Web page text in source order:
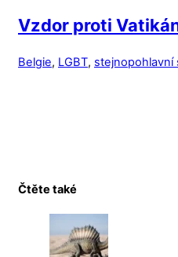
Vzdor proti
Belgie, LGBT, stejnopohlavní
Čtěte také